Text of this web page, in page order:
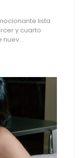
lista
y cuarto